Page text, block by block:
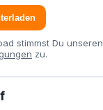
stimmst Du unseren
zu.